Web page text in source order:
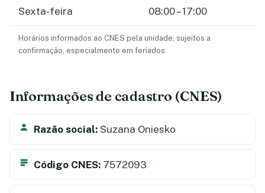
Sexta-feira 08:00 – 17:00
Horários informados ao CNES pela unidade; sujeitos a
confirmação, especialmente em feriados.
Informações de cadastro (CNES)
Razão social: Suzana Oniesko
Código CNES: 7572093